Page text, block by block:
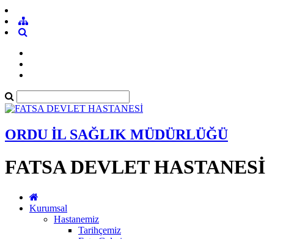
ORDU İL SAĞLIK MÜDÜRLÜĞÜ
FATSA DEVLET HASTANESİ
Kurumsal
Hastanemiz
Tarihçemiz